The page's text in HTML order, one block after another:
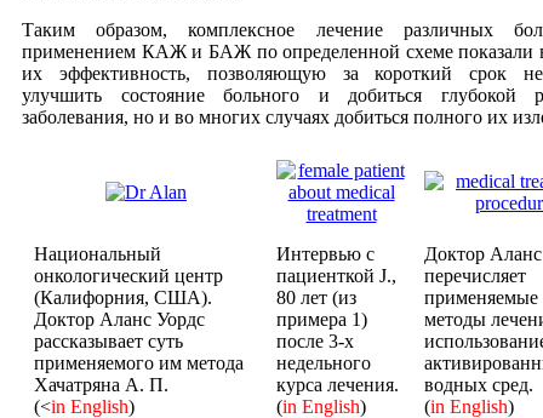
Таким образом, комплексное лечение различных
применением КАЖ и БАЖ по определенной схеме показали
их эффективность, позволяющую за короткий срок
улучшить состояние больного и добиться глубокой
заболевания, но и во многих случаях добиться полного их
Национальный
онкологический центр
(Калифорния, США).
Доктор Аланс Уордс
рассказывает суть
применяемого им метода
Хачатряна А. П.
(<in English)
Интервью с
пациенткой J.,
80 лет (из
примера 1)
после 3-х
недельного
курса лечения.
(in English)
Доктор
перечисляет
применяемые
методы
водных сред.
(in English)